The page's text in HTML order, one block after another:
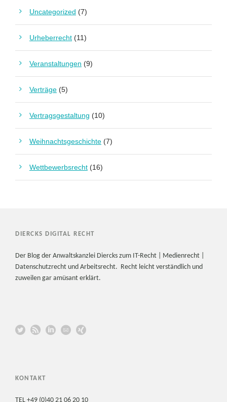
Uncategorized (7)
Urheberrecht (11)
Veranstaltungen (9)
Verträge (5)
Vertragsgestaltung (10)
Weihnachtsgeschichte (7)
Wettbewerbsrecht (16)
DIERCKS DIGITAL RECHT
Der Blog der Anwaltskanzlei Diercks zum IT-Recht | Medienrecht |
Datenschutzrecht und Arbeitsrecht. Recht leicht verständlich und
zuweilen gar amüsant erklärt.
KONTAKT
TEL +49 (0)40 21 06 20 10